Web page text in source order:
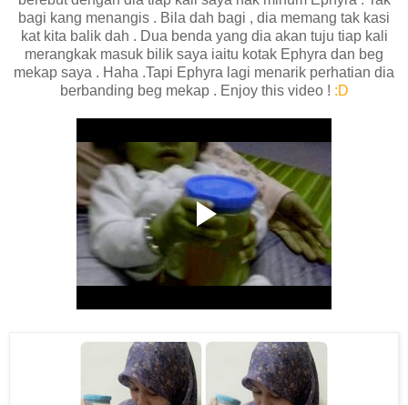
bagi kang menangis . Bila dah bagi , dia memang tak kasi
kat kita balik dah . Dua benda yang dia akan tuju tiap kali
merangkak masuk bilik saya iaitu kotak Ephyra dan beg
mekap saya . Haha .Tapi Ephyra lagi menarik perhatian dia
berbanding beg mekap . Enjoy this video ! :D